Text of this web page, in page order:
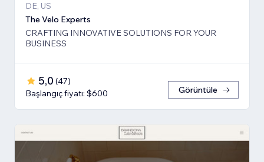
DE, US
The Velo Experts
CRAFTING INNOVATIVE SOLUTIONS FOR YOUR
BUSINESS
5,0 (47)
Başlangıç fiyatı: $600
Görüntüle